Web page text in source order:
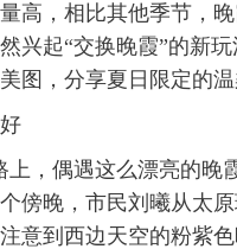
高，相比其他季节，
兴起“交换晚霞”的新
图，分享夏日限定的温
，偶遇这么漂亮的晚
傍晚，市民刘曦从太
意到西边天空的粉紫